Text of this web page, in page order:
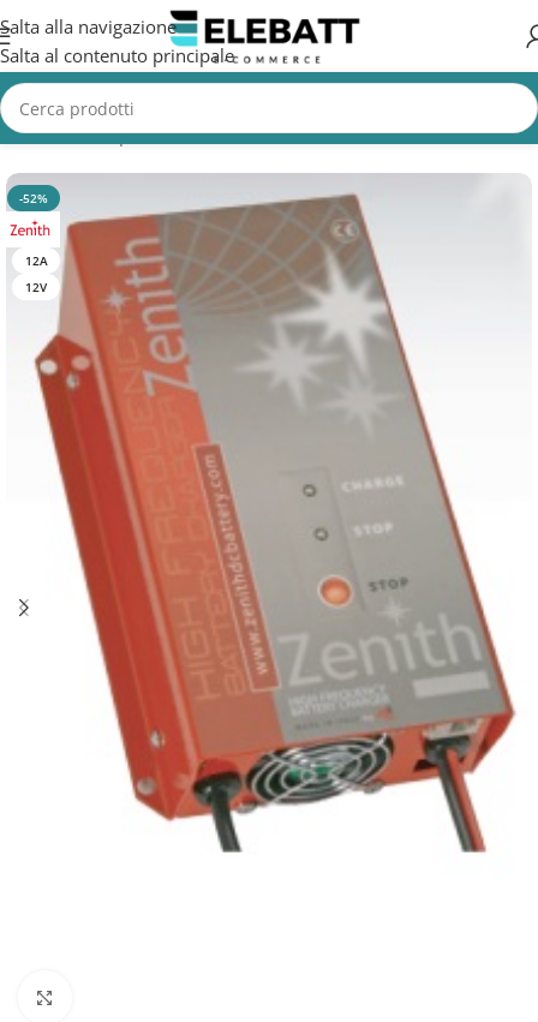
Salta alla navigazione
Salta al contenuto principale
/Batterie per Nautica/Batterie Nautica/Caricabatterie Barca
-52%
12A
12V